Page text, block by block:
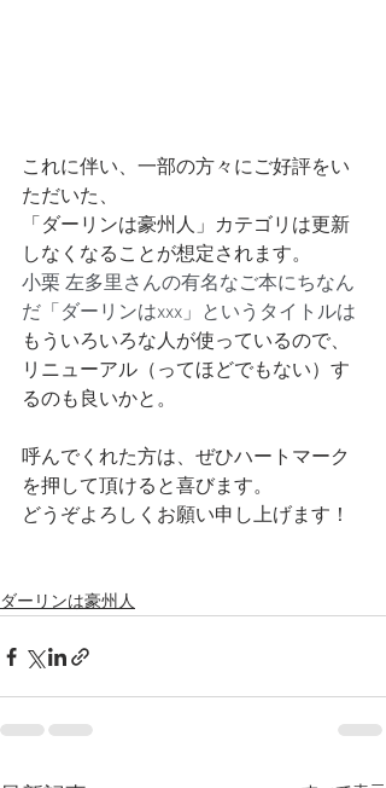
これに伴い、一部の方々にご好評をい
ただいた、
「ダーリンは豪州人」カテゴリは更新
しなくなることが想定されます。
小栗 左多里さんの有名なご本にちなん
だ「ダーリンはxxx」というタイトルは
もういろいろな人が使っているので、
リニューアル（ってほどでもない）す
るのも良いかと。
呼んでくれた方は、ぜひハートマーク
を押して頂けると喜びます。
どうぞよろしくお願い申し上げます！
ダーリンは豪州人